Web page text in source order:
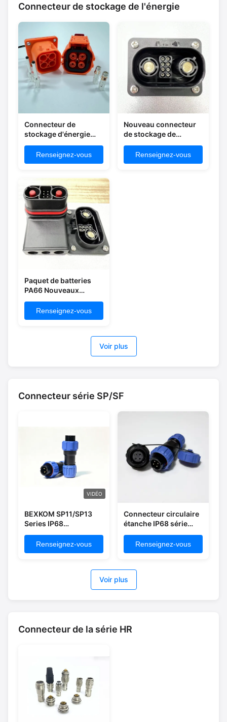
Connecteur de stockage de l'énergie
Connecteur de
stockage d'énergie
pour batterie
automobile à
étanchéité 6000V
Renseignez-vous
Nouveau connecteur
de stockage de
batterie d'énergie pour
véhicule électrique
automobile certifié
Renseignez-vous
Paquet de batteries
PA66 Nouveaux
connecteurs d'énergie
pour les motos
électriques
Renseignez-vous
Voir plus
Connecteur série SP/SF
VIDÉO
BEXKOM SP11/SP13
Series IP68
Connecteur circulaire
imperméable à l'eau
avec PA66 Shell et
livraison en 1 semaine.
Renseignez-vous
Connecteur circulaire
étanche IP68 série
BEXKOM SP11 avec
coque PA66 et
broches en laiton
PPS à très faible coût
et livraison rapide en 1
semaine.
Renseignez-vous
Voir plus
Connecteur de la série HR